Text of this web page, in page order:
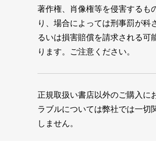
著作権、肖像権等を侵害するも
り、場合によっては刑事罰が科
るいは損害賠償を請求される可
ります。ご注意ください。
正規取扱い書店以外のご購入に
ラブルについては弊社では一切
しません。